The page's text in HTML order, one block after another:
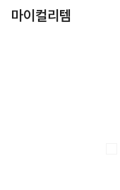
마이컬리템